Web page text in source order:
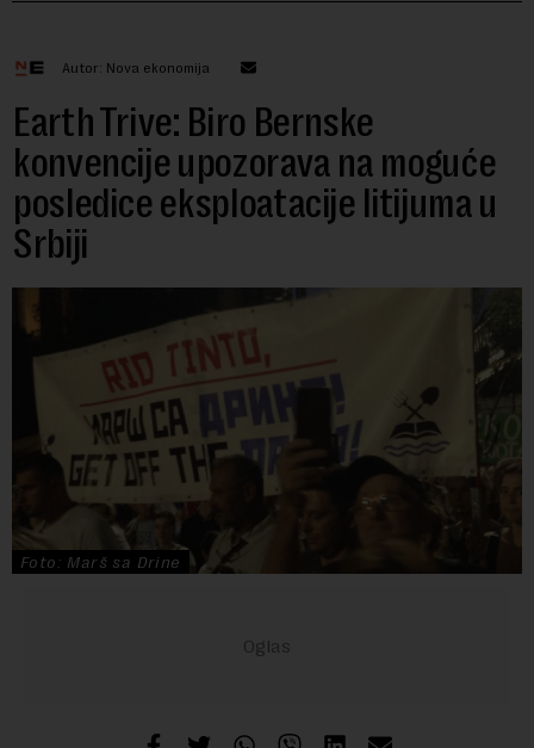
Autor: Nova ekonomija
Earth Trive: Biro Bernske
konvencije upozorava na moguće
posledice eksploatacije litijuma u
Srbiji
Foto: Marš sa Drine